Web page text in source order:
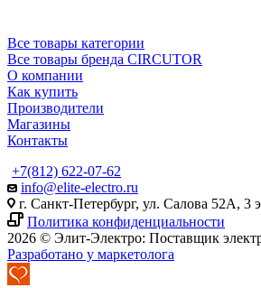
Все товары категории
Все товары бренда CIRCUTOR
О компании
Как купить
Производители
Магазины
Контакты
+7(812) 622-07-62
info@elite-electro.ru
г. Санкт-Петербург, ул. Салова 52А, 3
Политика конфиденциальности
2026 © Элит-Электро: Поставщик
Разработано у маркетолога